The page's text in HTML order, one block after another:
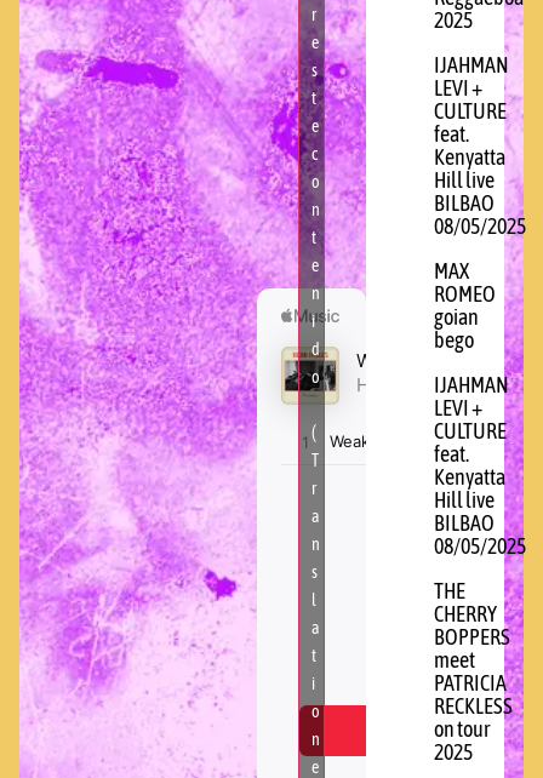
r
e
s
t
e
c
o
n
t
e
n
i
d
o
(
T
r
a
n
s
a
t
i
o
n
e
2025
IJAHMAN
LEVI +
CULTURE
feat.
Kenyatta
Hill live
BILBAO
08/05/2025
MAX
ROMEO
goian
bego
IJAHMAN
LEVI +
CULTURE
feat.
Kenyatta
Hill live
BILBAO
08/05/2025
THE
CHERRY
BOPPERS
meet
PATRICIA
RECKLESS
on tour
2025